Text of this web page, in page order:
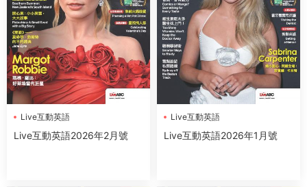
Live互動英語
Live互動英語2026年2月號
Live互動英語
Live互動英語2026年1月號